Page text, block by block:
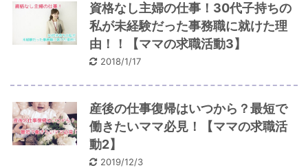
資格なし主婦の仕事！30代子持ちの
私が未経験だった事務職に就けた理
由！！【ママの求職活動3】
2018/1/17
産後の仕事復帰はいつから？最短で
働きたいママ必見！【ママの求職活
動2】
2019/12/3